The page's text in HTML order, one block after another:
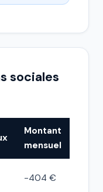
sociales
Montant
mensuel
−404 €